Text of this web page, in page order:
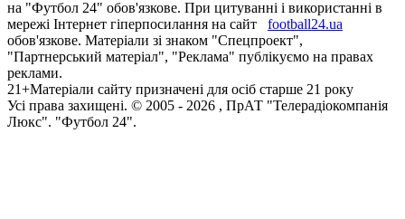
на "Футбол 24" обов'язкове. При цитуванні і використанні в
мережі Інтернет гіперпосилання на сайт
football24.ua
обов'язкове. Матеріали зі знаком "Спецпроект",
"Партнерський матеріал", "Реклама" публікуємо на правах
реклами.
21+Матеріали сайту призначені для осіб старше 21 року
Усi права захищенi. © 2005 - 2026 , ПрАТ "Телерадіокомпанія
Люкс". "Футбол 24".